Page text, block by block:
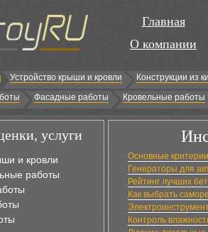
Главная
О компании
Устройство крыши и кровли
Конструкции из
Фасадные работы Кровельные работы
услуги
и кровли
работы
Основные
Генераторы для
Рейтинг лучших
Как выбрать
Контроль